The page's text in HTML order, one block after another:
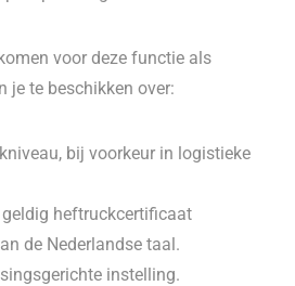
voor deze functie als
je te beschikken over:
bij voorkeur in logistieke
heftruckcertificaat
de Nederlandse taal.
instelling.